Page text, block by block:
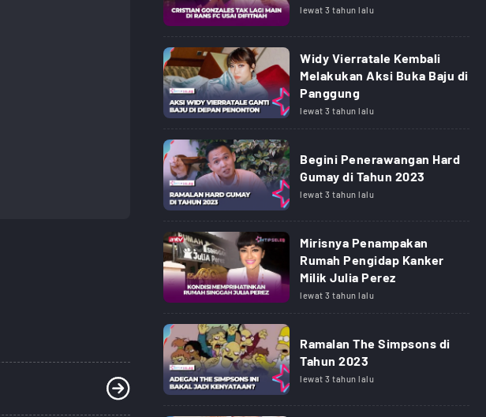
lewat 3 tahun lalu
Widy Vierratale Kembali
Melakukan Aksi Buka Baju di
Panggung
lewat 3 tahun lalu
Begini Penerawangan Hard
Gumay di Tahun 2023
lewat 3 tahun lalu
Mirisnya Penampakan
Rumah Pengidap Kanker
Milik Julia Perez
lewat 3 tahun lalu
Ramalan The Simpsons di
Tahun 2023
lewat 3 tahun lalu